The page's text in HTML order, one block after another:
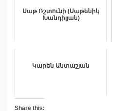
Սաթ Ռշտունի (Սաթենիկ
Խանդիլյան)
Կարեն Անտաշյան
Share this: